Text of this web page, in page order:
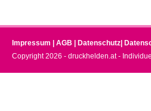
Impressum AGB Datenschutz
Copyright 2026 - druckhelden.at -